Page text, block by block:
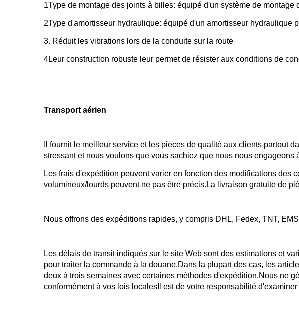
1Type de montage des joints à billes: équipé d'un système de
2Type d'amortisseur hydraulique: équipé d'un amortisseur hydraulique
3. Réduit les vibrations lors de la conduite sur la route
4Leur construction robuste leur permet de résister aux conditions de
Transport aérien
Il fournit le meilleur service et les pièces de qualité aux clients partout
stressant et nous voulons que vous sachiez que nous nous engageons
Les frais d'expédition peuvent varier en fonction des modifications des
volumineux/lourds peuvent ne pas être précis.La livraison gratuite de
Nous offrons des expéditions rapides, y compris DHL, Fedex, TNT,
Les délais de transit indiqués sur le site Web sont des estimations et
pour traiter la commande à la douane.Dans la plupart des cas, les
deux à trois semaines avec certaines méthodes d'expédition.Nous ne
conformément à vos lois localesIl est de votre responsabilité